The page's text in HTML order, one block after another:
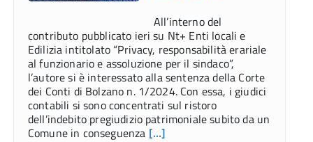
All’interno del
contributo pubblicato ieri su Nt+ Enti locali e
Edilizia intitolato “Privacy, responsabilità erariale
al funzionario e assoluzione per il sindaco”,
l’autore si è interessato alla sentenza della Corte
dei Conti di Bolzano n. 1/2024. Con essa, i giudici
contabili si sono concentrati sul ristoro
dell’indebito pregiudizio patrimoniale subito da un
Comune in conseguenza […]